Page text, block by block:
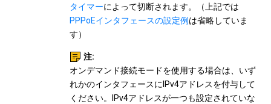
タイマーによって切断されます。（上記では
PPPoEインタフェースの設定例 は省略していま
す）
注:
オンデマンド接続モードを使用する場合は、いず
れかのインタフェースにIPv4アドレスを付与して
ください。IPv4アドレスが一つも設定されていな